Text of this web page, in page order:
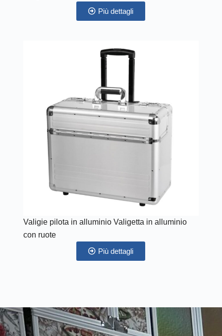
Più dettagli
Valigie pilota in alluminio Valigetta in alluminio
con ruote
Più dettagli